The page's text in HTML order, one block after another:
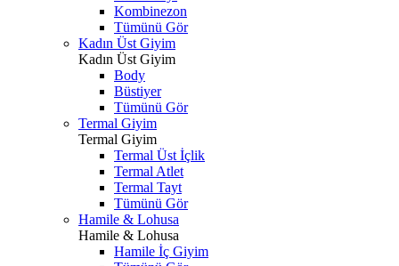
Kombinezon
Tümünü Gör
Kadın Üst Giyim
Kadın Üst Giyim
Body
Büstiyer
Tümünü Gör
Termal Giyim
Termal Giyim
Termal Üst İçlik
Termal Atlet
Termal Tayt
Tümünü Gör
Hamile & Lohusa
Hamile & Lohusa
Hamile İç Giyim